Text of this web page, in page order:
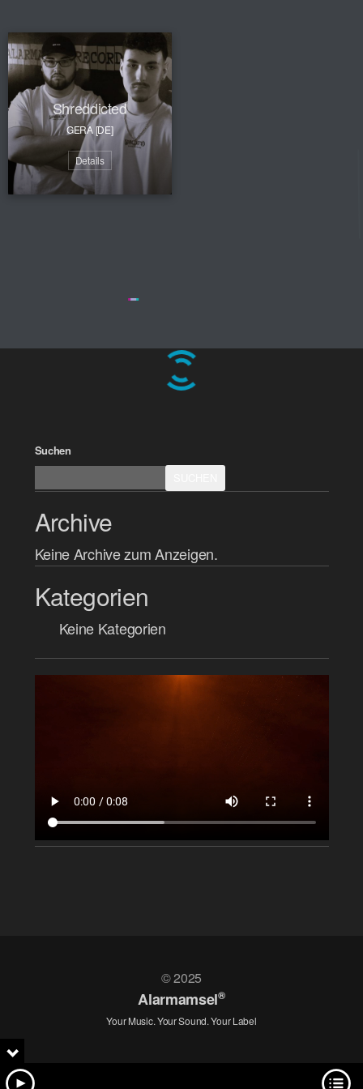
Shreddicted
GERA [DE]
Details
Suchen
Archive
Keine Archive zum Anzeigen.
Kategorien
Keine Kategorien
© 2025
Alarmamsel®
Your Music. Your Sound. Your Label